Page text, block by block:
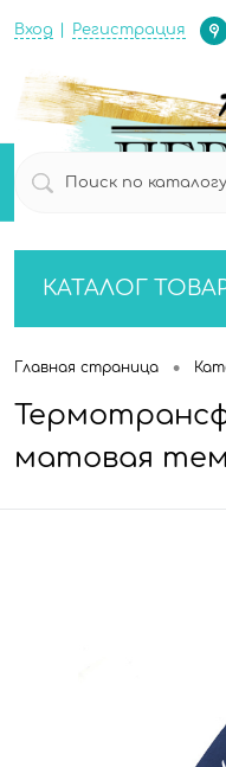
Вход Регистрация
КАТАЛОГ
Главная страница •
матовая